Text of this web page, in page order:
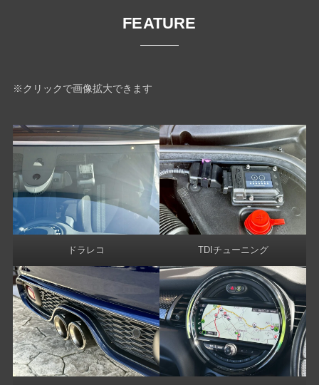
FEATURE
※クリックで画像拡大できます
ドラレコ TDIチューニング